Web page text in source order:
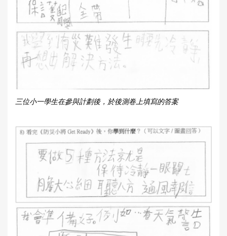
三位小一學生在參與計劃後，於後測卷上填寫的答案